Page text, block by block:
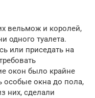
вельмож и королей,
одного туалета.
или приседать на
окон было крайне
особые окна до пола,
них, сделали